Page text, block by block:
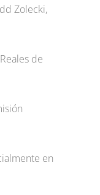
Zolecki,
de
en